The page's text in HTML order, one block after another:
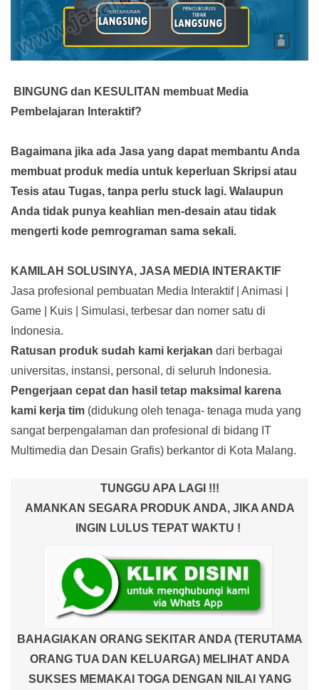
BINGUNG dan KESULITAN membuat Media
Pembelajaran Interaktif?
Bagaimana jika ada Jasa yang dapat membantu Anda
membuat produk media untuk keperluan Skripsi atau
Tesis atau Tugas, tanpa perlu stuck lagi. Walaupun
Anda tidak punya keahlian men-desain atau tidak
mengerti kode pemrograman sama sekali.
KAMILAH SOLUSINYA, JASA MEDIA INTERAKTIF
Jasa profesional pembuatan Media Interaktif | Animasi |
Game | Kuis | Simulasi, terbesar dan nomer satu di
Indonesia.
Ratusan produk sudah kami kerjakan dari berbagai
universitas, instansi, personal, di seluruh Indonesia.
Pengerjaan cepat dan hasil tetap maksimal karena
kami kerja tim (didukung oleh tenaga- tenaga muda yang
sangat berpengalaman dan profesional di bidang IT
Multimedia dan Desain Grafis) berkantor di Kota Malang.
TUNGGU APA LAGI !!!
AMANKAN SEGARA PRODUK ANDA, JIKA ANDA
INGIN LULUS TEPAT WAKTU !
BAHAGIAKAN ORANG SEKITAR ANDA (TERUTAMA
ORANG TUA DAN KELUARGA) MELIHAT ANDA
SUKSES MEMAKAI TOGA DENGAN NILAI YANG